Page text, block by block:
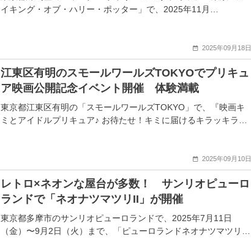
イキング・オブ・ハリー・ポッター」で、2025年11月…
2025年09月18日
江東区有明のスモールワールズTOKYOでプリキュ
ア映画公開記念イベント開催 体験満載
東京都江東区有明の「スモールワールズTOKYO」で、『映画キ
ミとアイドルプリキュア♪ お待たせ！キミに届けるキラッキラ…
2025年09月10日
レトロ×ネオンな屋台が多数！ サンリオピューロ
ランドで「ネオナツマツリII」が開催
東京都多摩市のサンリオピューロランドで、2025年7月11日
（金）〜9月2日（火）まで、「ピューロランドネオナツマツリ…